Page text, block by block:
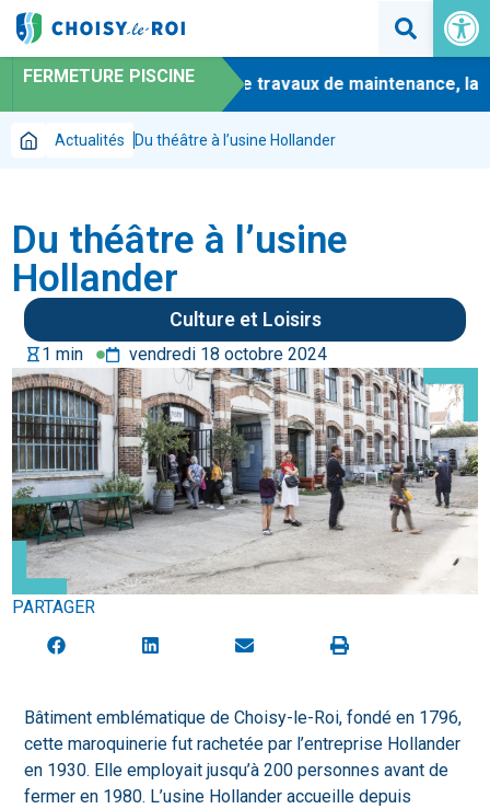
Ouvrir
FERMETURE PISCINE
-En raison de travaux de maintenance, la
Actualités Du théâtre à l’usine Hollander
Du théâtre à l’usine
Hollander
Culture et Loisirs
hourglass1 min vendredi 18 octobre 2024
PARTAGER
Bâtiment emblématique de Choisy-le-Roi, fondé en 1796,
cette maroquinerie fut rachetée par l’entreprise Hollander
en 1930. Elle employait jusqu’à 200 personnes avant de
fermer en 1980. L’usine Hollander accueille depuis